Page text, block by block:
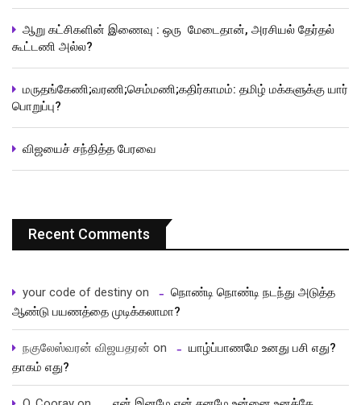
ஆறு கட்சிகளின் இணைவு : ஒரு மேடைதான், அரசியல் தேர்தல்
கூட்டணி அல்ல?
மருதங்கேணி;வரணி;செம்மணி;கதிர்காமம்: தமிழ் மக்களுக்கு யார்
பொறுப்பு?
விஜயைச் சந்தித்த பேரவை
Recent Comments
your code of destiny on
நொண்டி நொண்டி நடந்து அடுத்த
ஆண்டு பயணத்தை முடிக்கலாமா?
நகுலேஸ்வரன் விஜயதரன் on
யாழ்ப்பாணமே உனது பசி எது?
தாகம் எது?